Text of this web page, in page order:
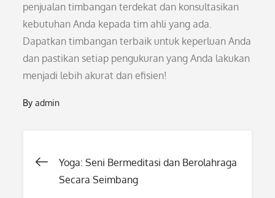
penjualan timbangan terdekat dan konsultasikan
kebutuhan Anda kepada tim ahli yang ada.
Dapatkan timbangan terbaik untuk keperluan Anda
dan pastikan setiap pengukuran yang Anda lakukan
menjadi lebih akurat dan efisien!
Byadmin
Post
Yoga: Seni Bermeditasi dan Berolahraga
Secara Seimbang